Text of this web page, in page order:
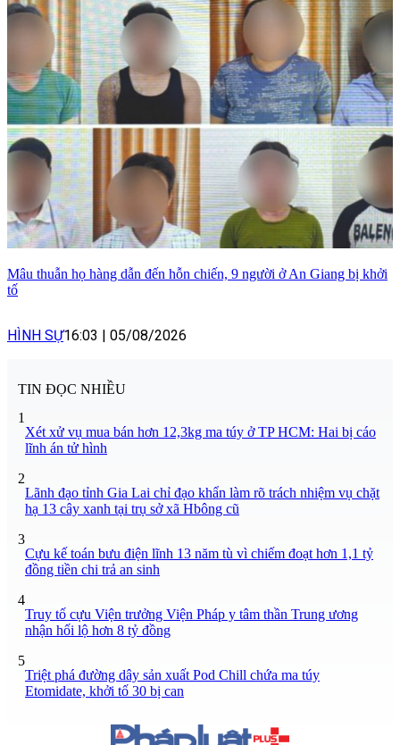
Mâu thuẫn họ hàng dẫn đến hỗn chiến, 9 người ở An Giang bị khởi
tố
HÌNH SỰ16:03 05/08/2026
TIN ĐỌC NHIỀU
1
Xét xử vụ mua bán hơn 12,3kg ma túy ở TP HCM: Hai bị cáo
lĩnh án tử hình
2
Lãnh đạo tỉnh Gia Lai chỉ đạo khẩn làm rõ trách nhiệm vụ chặt
hạ 13 cây xanh tại trụ sở xã Hbông cũ
3
Cựu kế toán bưu điện lĩnh 13 năm tù vì chiếm đoạt hơn 1,1 tỷ
đồng tiền chi trả an sinh
4
Truy tố cựu Viện trưởng Viện Pháp y tâm thần Trung ương
nhận hối lộ hơn 8 tỷ đồng
5
Triệt phá đường dây sản xuất Pod Chill chứa ma túy
Etomidate, khởi tố 30 bị can